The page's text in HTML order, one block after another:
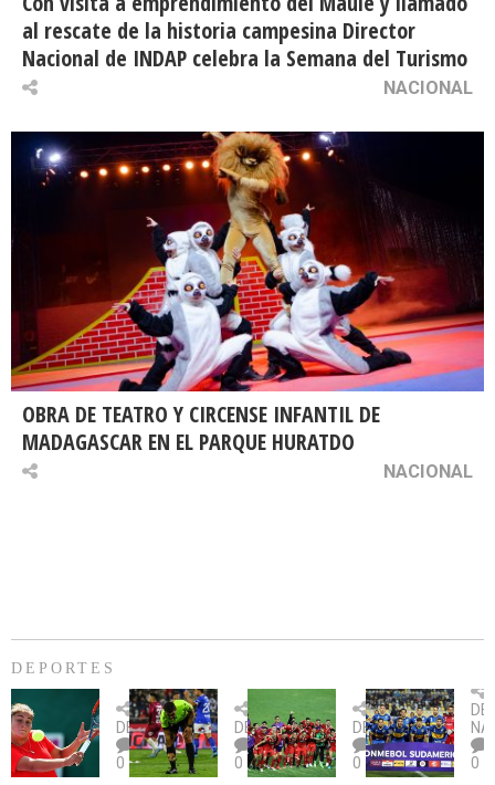
al rescate de la historia campesina Director
Nacional de INDAP celebra la Semana del Turismo
NACIONAL
OBRA DE TEATRO Y CIRCENSE INFANTIL DE
MADAGASCAR EN EL PARQUE HURATDO
NACIONAL
DEPORTES
Billie
Jean
King
Cup:
DEPORTES
0
U.
Católica
fue
citada
DEPORTES
0
Copa
Sudamericana:
U.
La
DEPORTES
0
un
0